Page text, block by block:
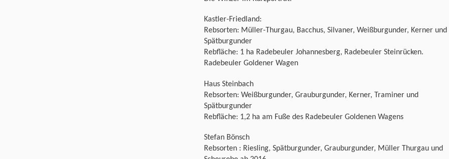
Kastler-Friedland:
Rebsorten: Müller-Thurgau, Bacchus, Silvaner, Weißburgunder, Kerner und
Spätburgunder
Rebfläche: 1 ha Radebeuler Johannesberg, Radebeuler Steinrücken.
Radebeuler Goldener Wagen
Haus Steinbach
Rebsorten: Weißburgunder, Grauburgunder, Kerner, Traminer und
Spätburgunder
Rebfläche: 1,2 ha am Fuße des Radebeuler Goldenen Wagens
Stefan Bönsch
Rebsorten : Riesling, Spätburgunder, Grauburgunder, Müller Thurgau und